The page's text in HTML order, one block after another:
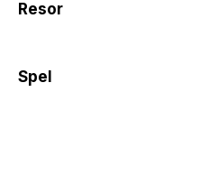
Resor
Spel